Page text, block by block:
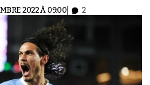
2022 À 09:00 2